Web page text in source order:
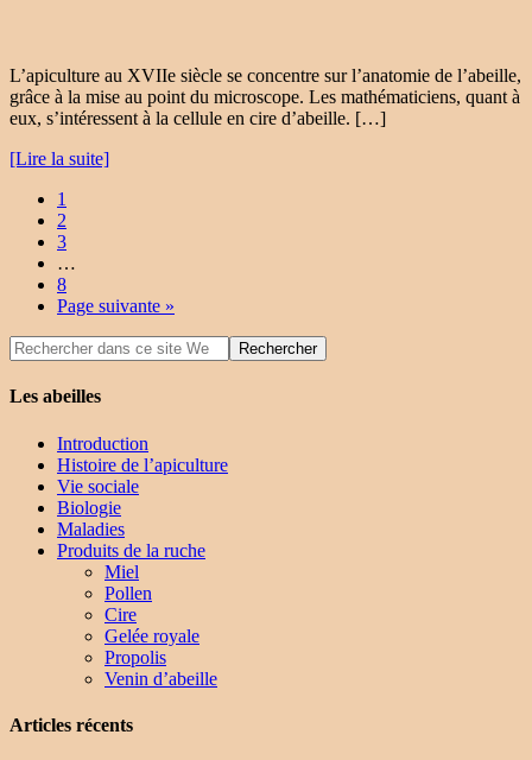
L’apiculture au XVIIe siècle se concentre sur l’anatomie de l’abeille,
grâce à la mise au point du microscope. Les mathématiciens, quant à
eux, s’intéressent à la cellule en cire d’abeille. […]
[Lire la suite]
1
2
3
…
8
Page suivante »
Les abeilles
Introduction
Histoire de l’apiculture
Vie sociale
Biologie
Maladies
Produits de la ruche
Miel
Pollen
Cire
Gelée royale
Propolis
Venin d’abeille
Articles récents